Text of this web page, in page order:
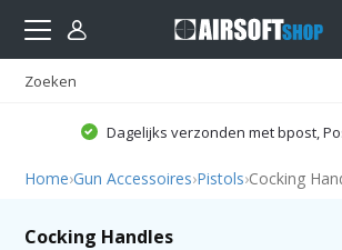
Dagelijks verzonden met bpost,
Home›Gun Accessoires›Pistols›Cocking
Cocking Handles